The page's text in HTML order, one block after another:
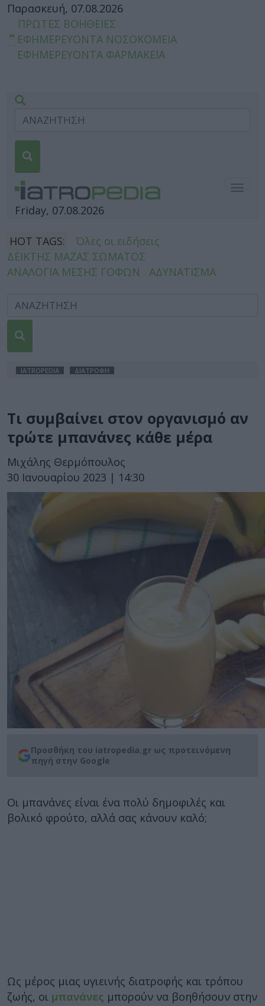
Παρασκευή, 07.08.2026
ΠΡΩΤΕΣ ΒΟΗΘΕΙΕΣ
ΕΦΗΜΕΡΕΥΟΝΤΑ ΝΟΣΟΚΟΜΕΙΑ
ΕΦΗΜΕΡΕΥΟΝΤΑ ΦΑΡΜΑΚΕΙΑ
Friday, 07.08.2026
HOT TAGS:
Όλες οι ειδήσεις
ΔΕΙΚΤΗΣ ΜΑΖΑΣ ΣΩΜΑΤΟΣ
ΑΝΑΛΟΓΙΑ ΜΕΣΗΣ ΓΟΦΩΝ
ΑΔΥΝΑΤΙΣΜΑ
IATROPEDIA ΔΙΑΤΡΟΦΗ
Τι συμβαίνει στον οργανισμό αν
τρώτε μπανάνες κάθε μέρα
Μιχάλης Θερμόπουλος
30 Ιανουαρίου 2023 | 14:30
Προσθήκη του iatropedia.gr ως προτεινόμενη
πηγή στην Google
Οι μπανάνες είναι ένα πολύ δημοφιλές και
βολικό φρούτο, αλλά σας κάνουν καλό;
Ως μέρος μιας υγιεινής διατροφής και τρόπου
ζωής, οι μπανάνες μπορούν να βοηθήσουν στην